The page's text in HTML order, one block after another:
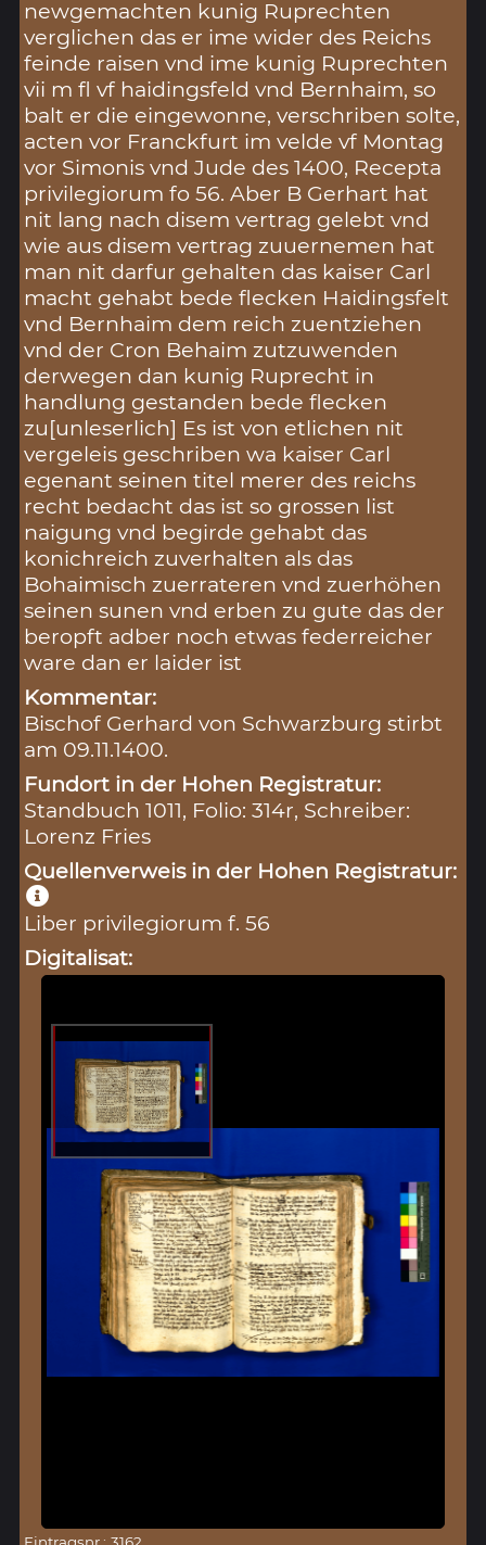
newgemachten kunig Ruprechten
verglichen das er ime wider des Reichs
feinde raisen vnd ime kunig Ruprechten
vii m fl vf haidingsfeld vnd Bernhaim, so
balt er die eingewonne, verschriben solte,
acten vor Franckfurt im velde vf Montag
vor Simonis vnd Jude des 1400, Recepta
privilegiorum fo 56. Aber B Gerhart hat
nit lang nach disem vertrag gelebt vnd
wie aus disem vertrag zuuernemen hat
man nit darfur gehalten das kaiser Carl
macht gehabt bede flecken Haidingsfelt
vnd Bernhaim dem reich zuentziehen
vnd der Cron Behaim zutzuwenden
derwegen dan kunig Ruprecht in
handlung gestanden bede flecken
zu[unleserlich] Es ist von etlichen nit
vergeleis geschriben wa kaiser Carl
egenant seinen titel merer des reichs
recht bedacht das ist so grossen list
naigung vnd begirde gehabt das
konichreich zuverhalten als das
Bohaimisch zuerrateren vnd zuerhöhen
seinen sunen vnd erben zu gute das der
beropft adber noch etwas federreicher
ware dan er laider ist
Kommentar:
Bischof Gerhard von Schwarzburg stirbt
am 09.11.1400.
Fundort in der Hohen Registratur:
Standbuch 1011, Folio: 314r, Schreiber:
Lorenz Fries
Quellenverweis in der Hohen Registratur:
Liber privilegiorum f. 56
Digitalisat: